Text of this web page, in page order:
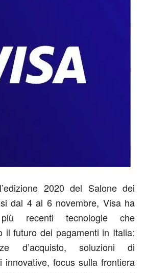
2020 del Salone dei
dal 4 al 6 novembre, Visa ha
recenti tecnologie che
il futuro dei pagamenti in Italia:
d’acquisto, soluzioni di
innovative, focus sulla frontiera